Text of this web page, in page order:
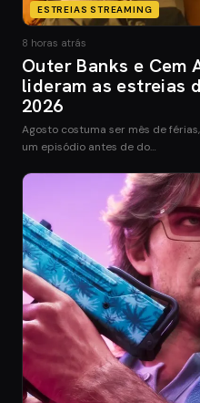
ESTREIAS STREAMING
8 horas atrás
Outer Banks e Cem
lideram as estreias
2026
Agosto costuma ser mês de
um episódio antes de do…